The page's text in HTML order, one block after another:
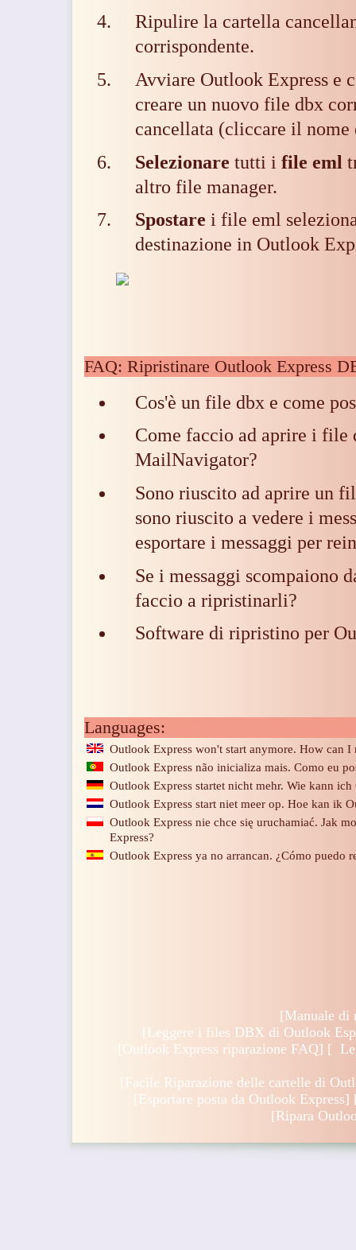
Ripulire la cartella
corrispondente.
Avviare Outlook Express e
creare un nuovo file dbx
cancellata (cliccare il
Selezionare tutti i file eml
altro file manager.
Spostare i file eml
destinazione in Outlook
FAQ: Ripristinare Outlook Express
Cos'è un file dbx e come
Come faccio ad aprire i file
MailNavigator?
Sono riuscito ad aprire un
sono riuscito a vedere i
esportare i messaggi per
Se i messaggi scompaiono
faccio a ripristinarli?
Software di ripristino per
Languages:
Outlook Express won't start anymore. How can I
Outlook Express não inicializa mais. Como eu
Outlook Express startet nicht mehr. Wie kann
Outlook Express start niet meer op. Hoe kan ik
Outlook Express nie chce się uruchamiać. Jak
Express?
Outlook Express ya no arrancan. ¿Cómo puedo
[Manuale di
[ Leggere i files DBX di Outlook
[ Outlook Express riparazione FAQ] [
[ Facile Riparazione delle cartelle di
[ Esportare posta da Outlook Express]
[Ripara